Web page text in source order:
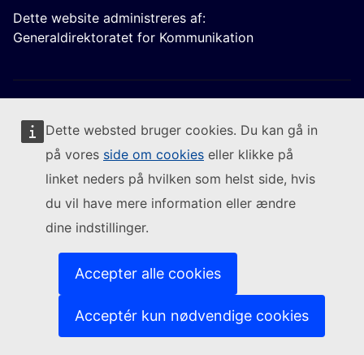
Dette websted bruger cookies. Du kan gå in
på vores side om cookies eller klikke på
linket neders på hvilken som helst side, hvis
du vil have mere information eller ændre
dine indstillinger.
Accepter alle cookies
Acceptér kun nødvendige cookies
Dette website administreres af:
Generaldirektoratet for Kommunikation
Følg Europa-Kommissionen
Kontakt os (Eksternt link)
Indberet en IT-sårbarhed
Sprog på vores websites(Eksternt link)
(Eksternt link)
Databeskyttelsespolitik
Juridisk meddelelse
(Eksternt link)